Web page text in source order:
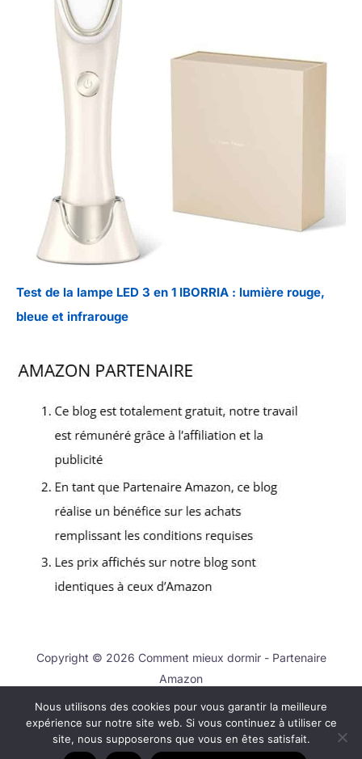
Test de la lampe LED 3 en 1 IBORRIA : lumière rouge,
bleue et infrarouge
Copyright © 2026 Comment mieux dormir - Partenaire
Amazon
Contact
Mentions légales
Politique de confidentialité
Nous utilisons des cookies pour vous garantir la meilleure
expérience sur notre site web. Si vous continuez à utiliser ce
site, nous supposerons que vous en êtes satisfait.